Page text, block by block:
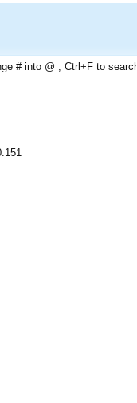
# into @ , Ctrl+F to